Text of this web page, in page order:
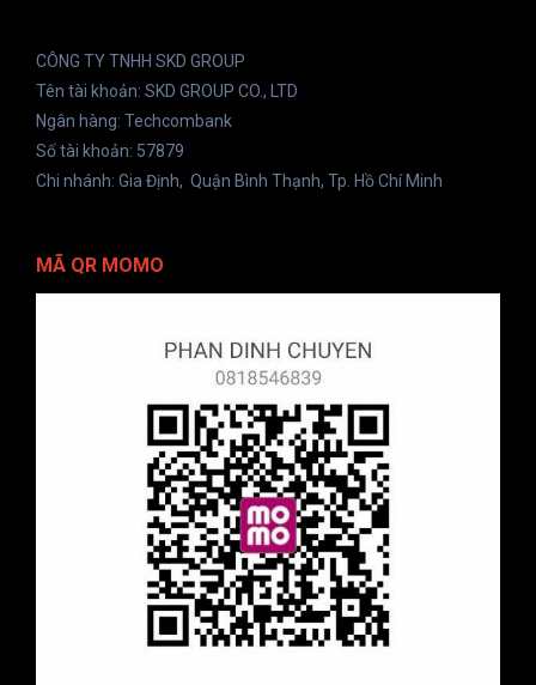
CÔNG TY TNHH SKD GROUP
Tên tài khoản: SKD GROUP CO., LTD
Ngân hàng: Techcombank
Số tài khoản: 57879
Chi nhánh: Gia Định, Quận Bình Thạnh, Tp. Hồ Chí Minh
MÃ QR MOMO